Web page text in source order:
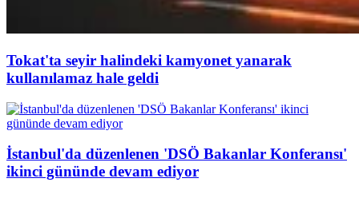
Tokat'ta seyir halindeki kamyonet yanarak
kullanılamaz hale geldi
İstanbul'da düzenlenen 'DSÖ Bakanlar Konferansı'
ikinci gününde devam ediyor